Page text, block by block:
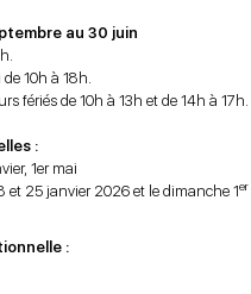
au 30 juin
10h à 18h.
fériés de 10h à 13h et de 14h à 17h.
:
1er mai
et 25 janvier 2026 et le dimanche 1er
: